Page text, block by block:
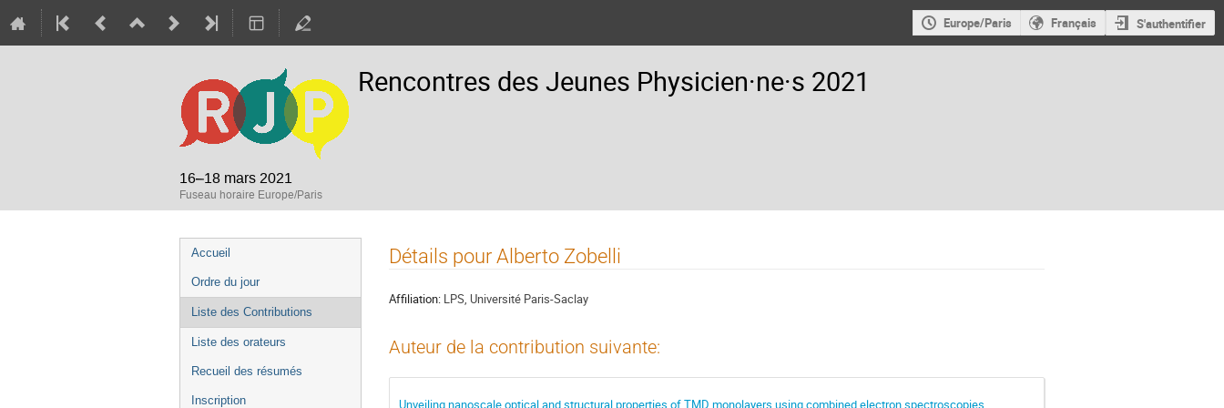
Europe/Paris Français S'authentifier
Rencontres des Jeunes Physicien·ne·s 2021
16–18 mars 2021
Fuseau horaire Europe/Paris
Menu
de
l'événement
Accueil
Ordre du jour
Liste des Contributions
Liste des orateurs
Recueil des résumés
Inscription
Détails pour Alberto Zobelli
Affiliation: LPS, Université Paris-Saclay
Auteur de la contribution suivante:
Unveiling nanoscale optical and structural properties of TMD monolayers using combined electron spectroscopies